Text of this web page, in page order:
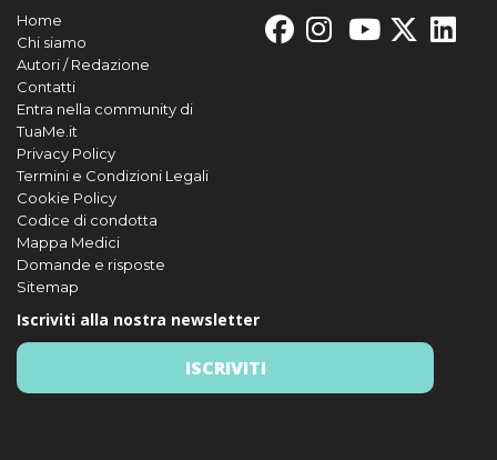
Home
Chi siamo
Autori / Redazione
Contatti
Entra nella community di
TuaMe.it
Privacy Policy
Termini e Condizioni Legali
Cookie Policy
Codice di condotta
Mappa Medici
Domande e risposte
Sitemap
Iscriviti alla nostra newsletter
ISCRIVITI